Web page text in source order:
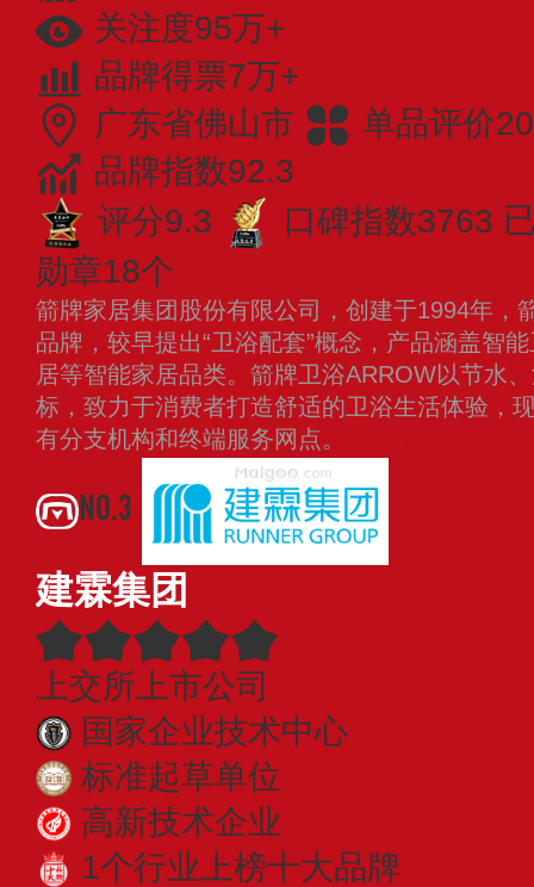
关注度95万+
品牌得票7万+
广东省佛山市
单品评价
品牌指数92.3
评分9.3
口碑指数3763
勋章18个
箭牌家居集团股份有限公司，创建于1994年，
品牌，较早提出“卫浴配套”概念，产品涵盖智
居等智能家居品类。箭牌卫浴ARROW以节水
标，致力于消费者打造舒适的卫浴生活体验，
有分支机构和终端服务网点。
NO.3
建霖集团
上交所上市公司
国家企业技术中心
标准起草单位
高新技术企业
1个行业上榜十大品牌